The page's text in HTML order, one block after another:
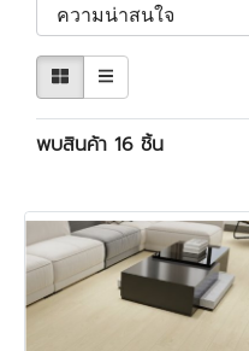
พบสินค้า 16 ชิ้น